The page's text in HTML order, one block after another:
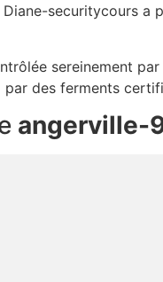
securitycours a
sereinement
par des ferments
angerville-